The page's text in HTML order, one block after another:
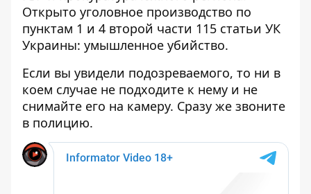
Открыто уголовное производство по
пунктам 1 и 4 второй части 115 статьи УК
Украины: умышленное убийство.
Если вы увидели подозреваемого, то ни в
коем случае не подходите к нему и не
снимайте его на камеру. Сразу же звоните
в полицию.